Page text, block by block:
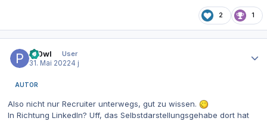
2 1
Pr0wl
User
31. Mai 20224 j
AUTOR
Also nicht nur Recruiter unterwegs, gut zu wissen.
In Richtung LinkedIn? Uff, das Selbstdarstellungsgehabe dort hat